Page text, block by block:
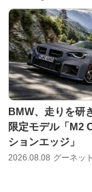
BMW、走りを研
限定モデル「M2
ションエッジ」
2026.08.08 グーネット